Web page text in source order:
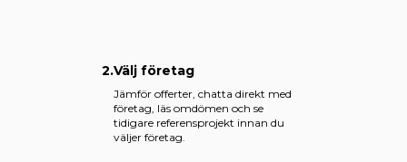
2.Välj företag
Jämför offerter, chatta direkt med
företag, läs omdömen och se
tidigare referensprojekt innan du
väljer företag.